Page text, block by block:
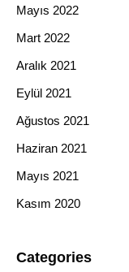
Mayıs 2022
Mart 2022
Aralık 2021
Eylül 2021
Ağustos 2021
Haziran 2021
Mayıs 2021
Kasım 2020
Categories